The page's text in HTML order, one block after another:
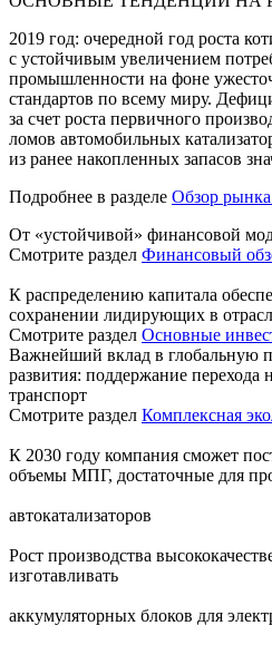
2019 год: очередной год роста
с устойчивым увеличением
промышленности на фоне
стандартов по всему миру.
за счет роста первичного
ломов автомобильных
из ранее накопленных запасов
Подробнее в разделе Обзор рынка
От «устойчивой» финансовой
Смотрите раздел Финансовый
К распределению капитала
сохранении лидирующих в
Смотрите раздел Основные
Важнейший вклад в глобальную
развития: поддержание перехода
транспорт
Смотрите раздел Комплексная
К 2030 году компания сможет
объемы МПГ, достаточные для
автокатализаторов
Рост производства
изготавливать
аккумуляторных блоков для